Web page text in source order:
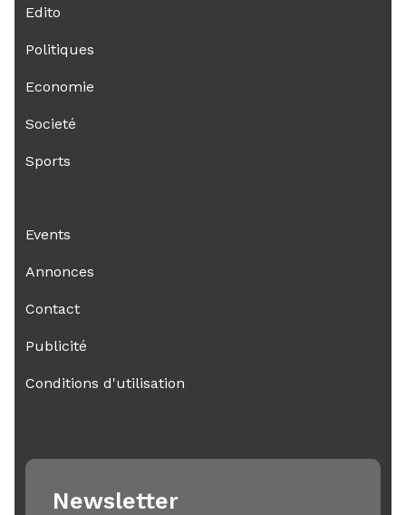
Edito
Politiques
Economie
Societé
Sports
Events
Annonces
Contact
Publicité
Conditions d'utilisation
Newsletter